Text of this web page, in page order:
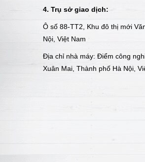
4. Trụ sở giao dịch:
Ô số 88-TT2, Khu đô thị mới
Nội, Việt Nam
Địa chỉ nhà máy: Điểm công
Xuân Mai, Thành phố Hà Nội,